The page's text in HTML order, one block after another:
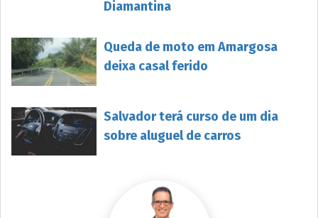
Diamantina
Queda de moto em Amargosa
deixa casal ferido
Salvador terá curso de um dia
sobre aluguel de carros